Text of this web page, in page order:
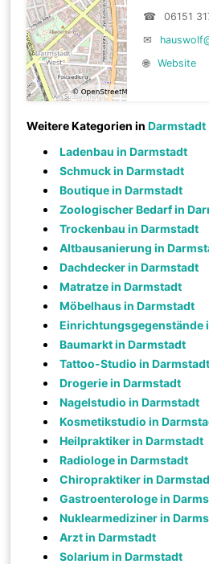
☎
06151
✉
🌐
Website
Weitere Kategorien inDarmstadt
Ladenbau in Darmstadt
Schmuck in Darmstadt
Boutique in Darmstadt
Zoologischer Bedarf in
Trockenbau in Darmstadt
Altbausanierung in
Dachdecker in Darmstadt
Matratze in Darmstadt
Möbelhaus in Darmstadt
Einrichtungsgegenstände
Baumarkt in Darmstadt
Tattoo-Studio in Darmstadt
Drogerie in Darmstadt
Nagelstudio in Darmstadt
Kosmetikstudio in
Heilpraktiker in Darmstadt
Radiologe in Darmstadt
Chiropraktiker in
Gastroenterologe in
Nuklearmediziner in
Arzt in Darmstadt
Solarium in Darmstadt